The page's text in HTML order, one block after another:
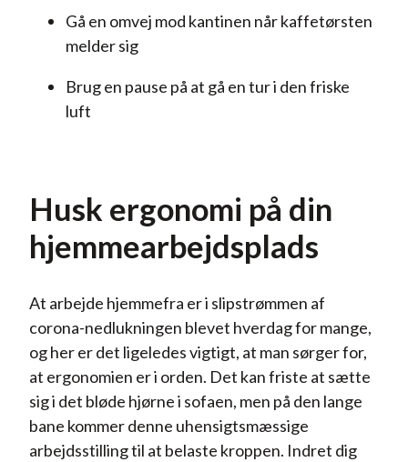
Gå en omvej mod kantinen når kaffetørsten
melder sig
Brug en pause på at gå en tur i den friske
luft
Husk ergonomi på din
hjemmearbejdsplads
At arbejde hjemmefra er i slipstrømmen af
corona-nedlukningen blevet hverdag for mange,
og her er det ligeledes vigtigt, at man sørger for,
at ergonomien er i orden. Det kan friste at sætte
sig i det bløde hjørne i sofaen, men på den lange
bane kommer denne uhensigtsmæssige
arbejdsstilling til at belaste kroppen. Indret dig